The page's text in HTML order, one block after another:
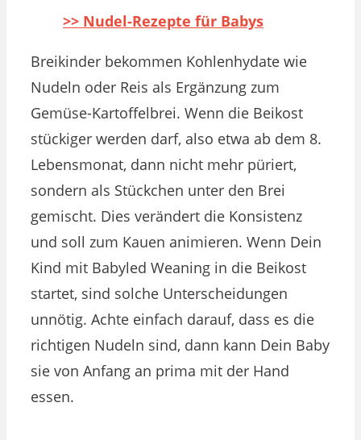
>> Nudel-Rezepte für Babys
Breikinder bekommen Kohlenhydate wie
Nudeln oder Reis als Ergänzung zum
Gemüse-Kartoffelbrei. Wenn die Beikost
stückiger werden darf, also etwa ab dem 8.
Lebensmonat, dann nicht mehr püriert,
sondern als Stückchen unter den Brei
gemischt. Dies verändert die Konsistenz
und soll zum Kauen animieren​. Wenn Dein
Kind mit Babyled Weaning in die Beikost
startet, sind solche Unterscheidungen
unnötig. Achte einfach darauf, dass es die
richtigen Nudeln sind, dann kann Dein Baby
sie von Anfang an prima mit der Hand
essen.